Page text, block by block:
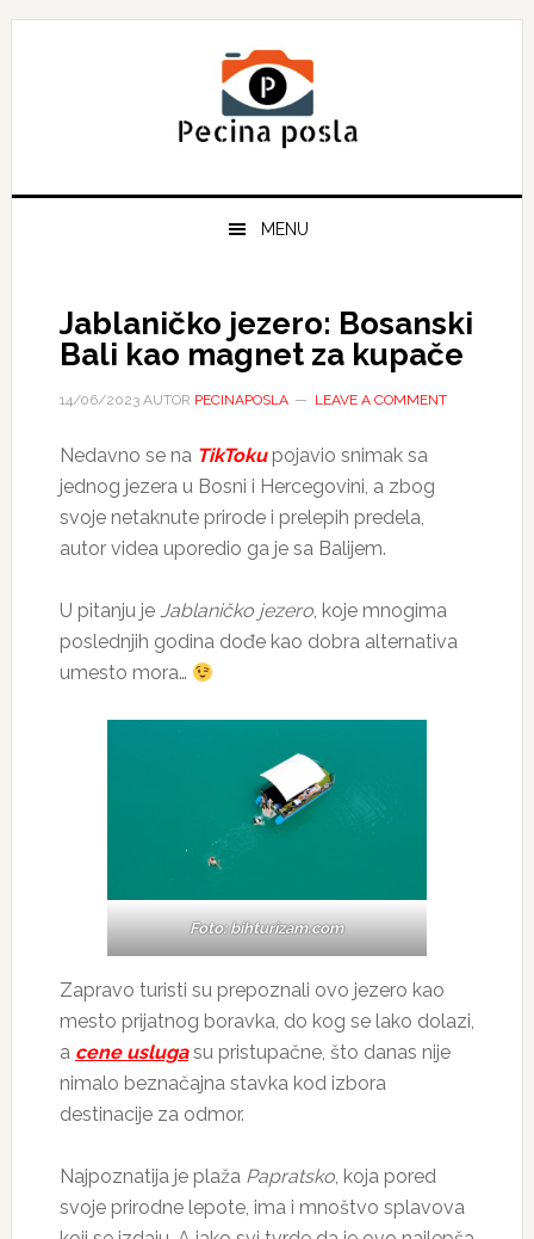
Skip
Skip
Skip
MENU
Jablaničko jezero: Bosanski
Bali kao magnet za kupače
14/06/2023AUTOR PECINAPOSLA LEAVE A COMMENT
Nedavno se na TikToku pojavio snimak sa
jednog jezera u Bosni i Hercegovini, a zbog
svoje netaknute prirode i prelepih predela,
autor videa uporedio ga je sa Balijem.
U pitanju jeJablaničko jezero, koje mnogima
poslednjih godina dođe kao dobra alternativa
umesto mora…
Foto: bihturizam.com
Zapravo turisti su prepoznali ovo jezero kao
mesto prijatnog boravka, do kog se lako dolazi,
a cene uslugasu pristupačne, što danas nije
nimalo beznačajna stavka kod izbora
destinacije za odmor.
Najpoznatija je plaža Papratsko, koja pored
svoje prirodne lepote, ima i mnoštvo splavova